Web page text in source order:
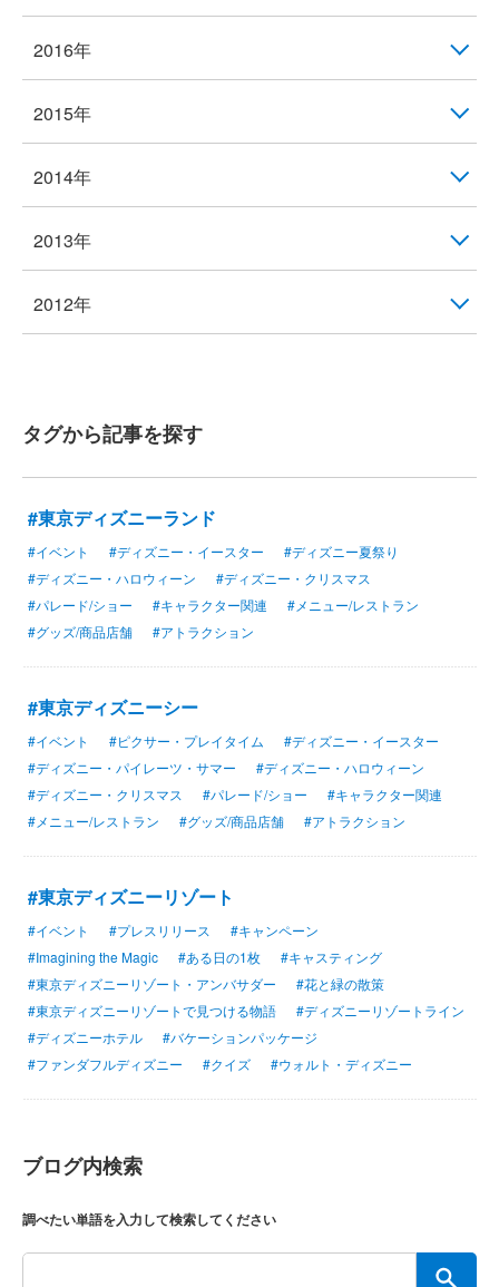
2016年
2015年
2014年
2013年
2012年
タグから記事を探す
#東京ディズニーランド
#イベント #ディズニー・イースター
#ディズニー夏祭り
#ディズニー・ハロウィーン
#ディズニー・クリスマス
#パレード/ショー
#キャラクター関連
#メニュー/レストラン
#グッズ/商品店舗
#アトラクション
#東京ディズニーシー
#イベント #ピクサー・プレイタイム
#ディズニー・イースター
#ディズニー・パイレーツ・サマー
#ディズニー・ハロウィーン
#ディズニー・クリスマス
#パレード/ショー
#キャラクター関連
#メニュー/レストラン
#グッズ/商品店舗 #アトラクション
#東京ディズニーリゾート
#イベント #プレスリリース
#キャンペーン
#Imagining the Magic
#ある日の1枚
#キャスティング
#東京ディズニーリゾート・アンバサダー
#花と緑の散策
#東京ディズニーリゾートで見つける物語
#ディズニーリゾートライン
#ディズニーホテル
#バケーションパッケージ
#ファンダフルディズニー
#クイズ #ウォルト・ディズニー
ブログ内検索
調べたい単語を入力して検索してください